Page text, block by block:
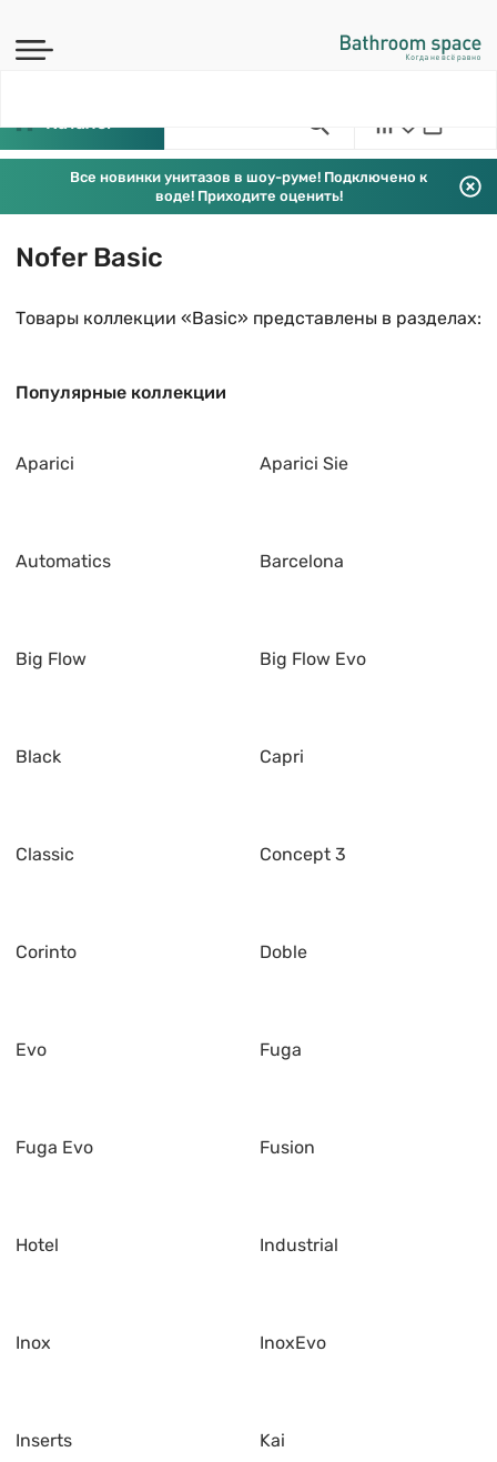
Каталог
Все новинки унитазов в шоу-руме! Подключено к
воде! Приходите оценить!
Nofer Basic
Товары коллекции «Basic» представлены в разделах:
Популярные коллекции
Aparici Aparici Sie
Automatics Barcelona
Big Flow Big Flow Evo
Black Capri
Classic Concept 3
Corinto Doble
Evo Fuga
Fuga Evo Fusion
Hotel Industrial
Inox InoxEvo
Inserts Kai